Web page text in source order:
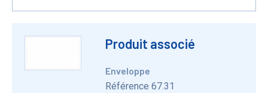
Produit associé
Enveloppe
Référence 67.31